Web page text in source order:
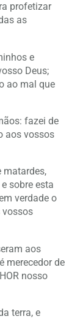
profetizar
as
e
Deus;
ao mal que
fazei de
aos vossos
matardes,
sobre esta
verdade o
vossos
aos
merecedor de
nosso
terra, e